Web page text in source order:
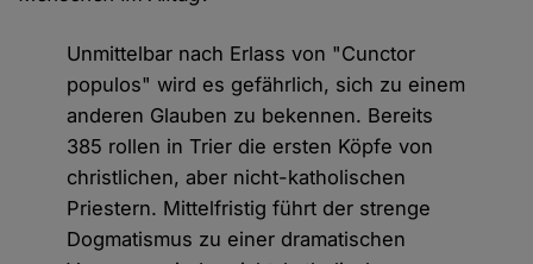
Unmittelbar nach Erlass von "Cunctor
populos" wird es gefährlich, sich zu einem
anderen Glauben zu bekennen. Bereits
385 rollen in Trier die ersten Köpfe von
christlichen, aber nicht-katholischen
Priestern. Mittelfristig führt der strenge
Dogmatismus zu einer dramatischen